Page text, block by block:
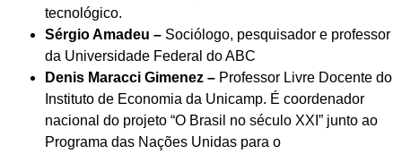
tecnológico.
Sérgio Amadeu – Sociólogo, pesquisador e professor
da Universidade Federal do ABC
Denis Maracci Gimenez – Professor Livre Docente do
Instituto de Economia da Unicamp. É coordenador
nacional do projeto “O Brasil no século XXI” junto ao
Programa das Nações Unidas para o